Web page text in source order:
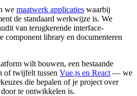
we maatwerk applicaties waarbij
de standaard werkwijze is. We
van terugkerende interface-
component library en documenteren
wilt bouwen, een bestaande
of twijfelt tussen Vue.js en React — we
die bepalen of je project over
te ontwikkelen is.